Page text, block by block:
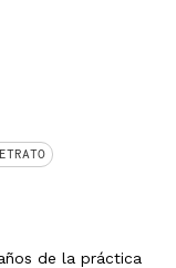
de la práctica